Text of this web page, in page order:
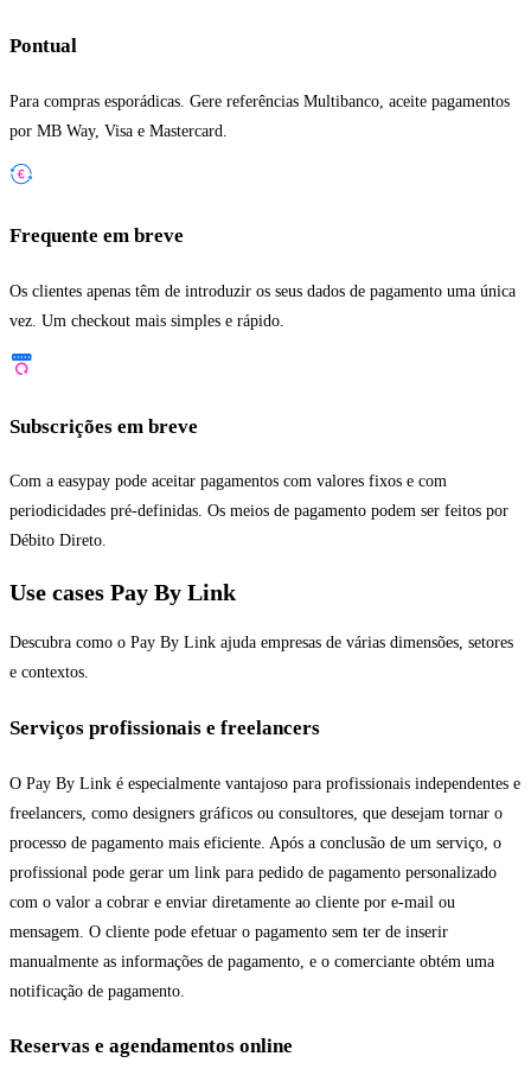
Pontual
Para compras esporádicas. Gere referências Multibanco, aceite pagamentos
por MB Way, Visa e Mastercard.
Frequente em breve
Os clientes apenas têm de introduzir os seus dados de pagamento uma única
vez. Um checkout mais simples e rápido.
Subscrições em breve
Com a easypay pode aceitar pagamentos com valores fixos e com
periodicidades pré-definidas. Os meios de pagamento podem ser feitos por
Débito Direto.
Use cases Pay By Link
Descubra como o Pay By Link ajuda empresas de várias dimensões, setores
e contextos.
Serviços profissionais e freelancers
O Pay By Link é especialmente vantajoso para profissionais independentes e
freelancers, como designers gráficos ou consultores, que desejam tornar o
processo de pagamento mais eficiente. Após a conclusão de um serviço, o
profissional pode gerar um link para pedido de pagamento personalizado
com o valor a cobrar e enviar diretamente ao cliente por e-mail ou
mensagem. O cliente pode efetuar o pagamento sem ter de inserir
manualmente as informações de pagamento, e o comerciante obtém uma
notificação de pagamento.
Reservas e agendamentos online